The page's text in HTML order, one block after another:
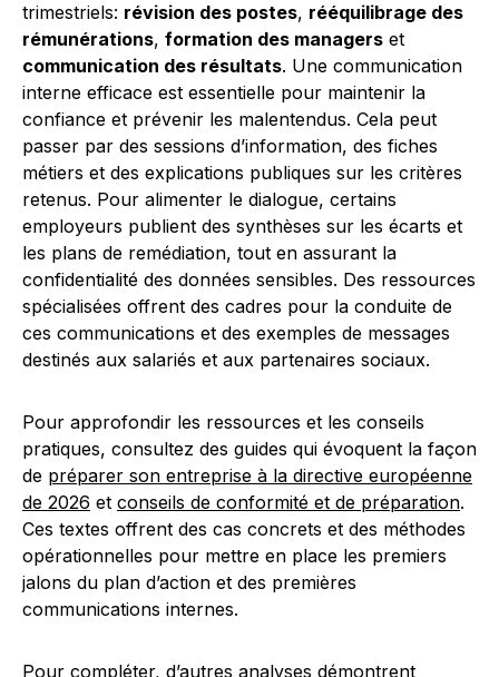
trimestriels: révision des postes, rééquilibrage des
rémunérations, formation des managers et
communication des résultats. Une communication
interne efficace est essentielle pour maintenir la
confiance et prévenir les malentendus. Cela peut
passer par des sessions d’information, des fiches
métiers et des explications publiques sur les critères
retenus. Pour alimenter le dialogue, certains
employeurs publient des synthèses sur les écarts et
les plans de remédiation, tout en assurant la
confidentialité des données sensibles. Des ressources
spécialisées offrent des cadres pour la conduite de
ces communications et des exemples de messages
destinés aux salariés et aux partenaires sociaux.
Pour approfondir les ressources et les conseils
pratiques, consultez des guides qui évoquent la façon
de préparer son entreprise à la directive européenne
de 2026 et conseils de conformité et de préparation.
Ces textes offrent des cas concrets et des méthodes
opérationnelles pour mettre en place les premiers
jalons du plan d’action et des premières
communications internes.
Pour compléter, d’autres analyses démontrent